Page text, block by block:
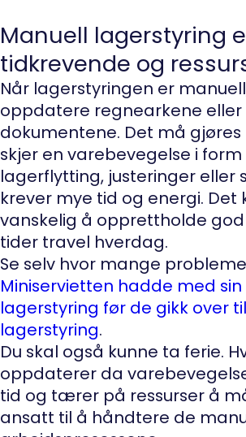
Manuell lagerstyring
tidkrevende og
Når lagerstyringen er
oppdatere regnearkene eller
dokumentene. Det må
skjer en varebevegelse i
lagerflytting, justeringer eller
krever mye tid og energi.
vanskelig å opprettholde
tider travel hverdag.
Se selv hvor mange
Miniservietten hadde med
lagerstyring før de gikk over
lagerstyring.
Du skal også kunne ta ferie.
oppdaterer da
tid og tærer på ressurser å
ansatt til å håndtere de